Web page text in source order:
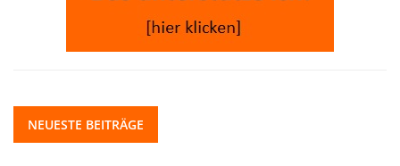
NEUESTE BEITRÄGE